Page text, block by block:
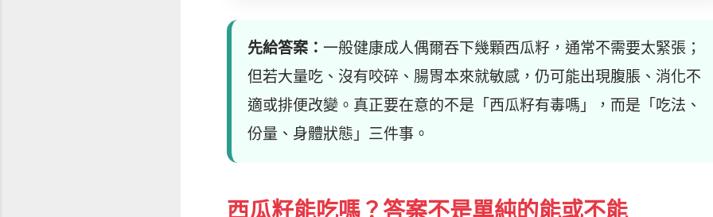
先給答案： 一般健康成人偶爾吞下幾顆西瓜籽，通常不需要太緊張；
但若大量吃、沒有咬碎、腸胃本來就敏感，仍可能出現腹脹、消化不
適或排便改變。真正要在意的不是「西瓜籽有毒嗎」，而是「吃法、
份量、身體狀態」三件事。
西瓜籽能吃嗎？答案不是單純的能或不能